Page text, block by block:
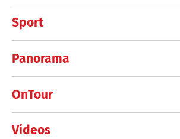
Sport
Panorama
OnTour
Videos